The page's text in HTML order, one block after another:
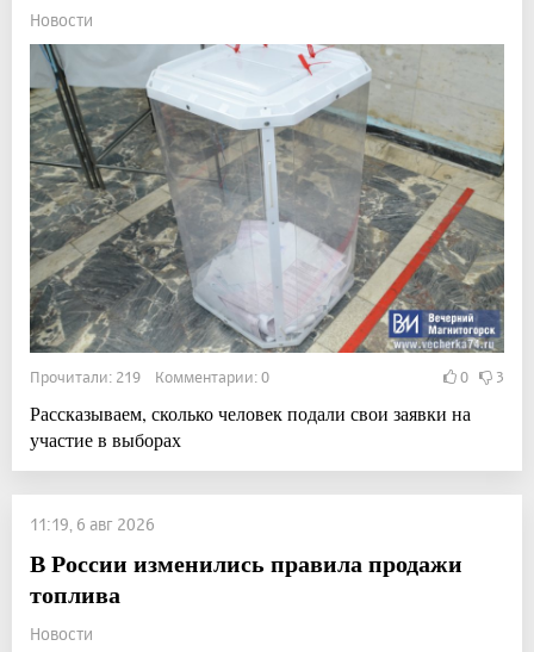
Новости
Прочитали: 219 Комментарии: 0 0 3
Рассказываем, сколько человек подали свои заявки на
участие в выборах
11:19, 6 авг 2026
В России изменились правила продажи
топлива
Новости